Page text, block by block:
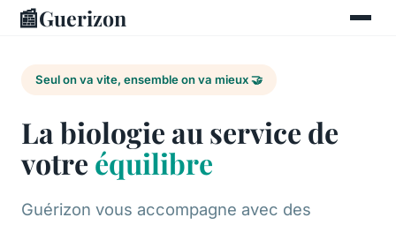
📰Guerizon
Seul on va vite, ensemble on va mieux 🤝
La biologie au service de
votre équilibre
Guérizon vous accompagne avec des